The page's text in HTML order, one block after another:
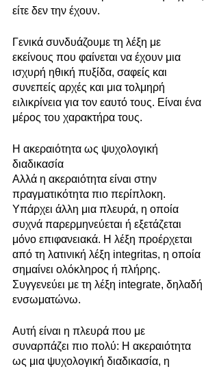
είτε δεν την έχουν.
Γενικά συνδυάζουμε τη λέξη με
εκείνους που φαίνεται να έχουν μια
ισχυρή ηθική πυξίδα, σαφείς και
συνεπείς αρχές και μια τολμηρή
ειλικρίνεια για τον εαυτό τους. Είναι ένα
μέρος του χαρακτήρα τους.
Η ακεραιότητα ως ψυχολογική
διαδικασία
Αλλά η ακεραιότητα είναι στην
πραγματικότητα πιο περίπλοκη.
Υπάρχει άλλη μια πλευρά, η οποία
συχνά παρερμηνεύεται ή εξετάζεται
μόνο επιφανειακά. Η λέξη προέρχεται
από τη λατινική λέξη integritas, η οποία
σημαίνει ολόκληρος ή πλήρης.
Συγγενεύει με τη λέξη integrate, δηλαδή
ενσωματώνω.
Αυτή είναι η πλευρά που με
συναρπάζει πιο πολύ: Η ακεραιότητα
ως μια ψυχολογική διαδικασία, η